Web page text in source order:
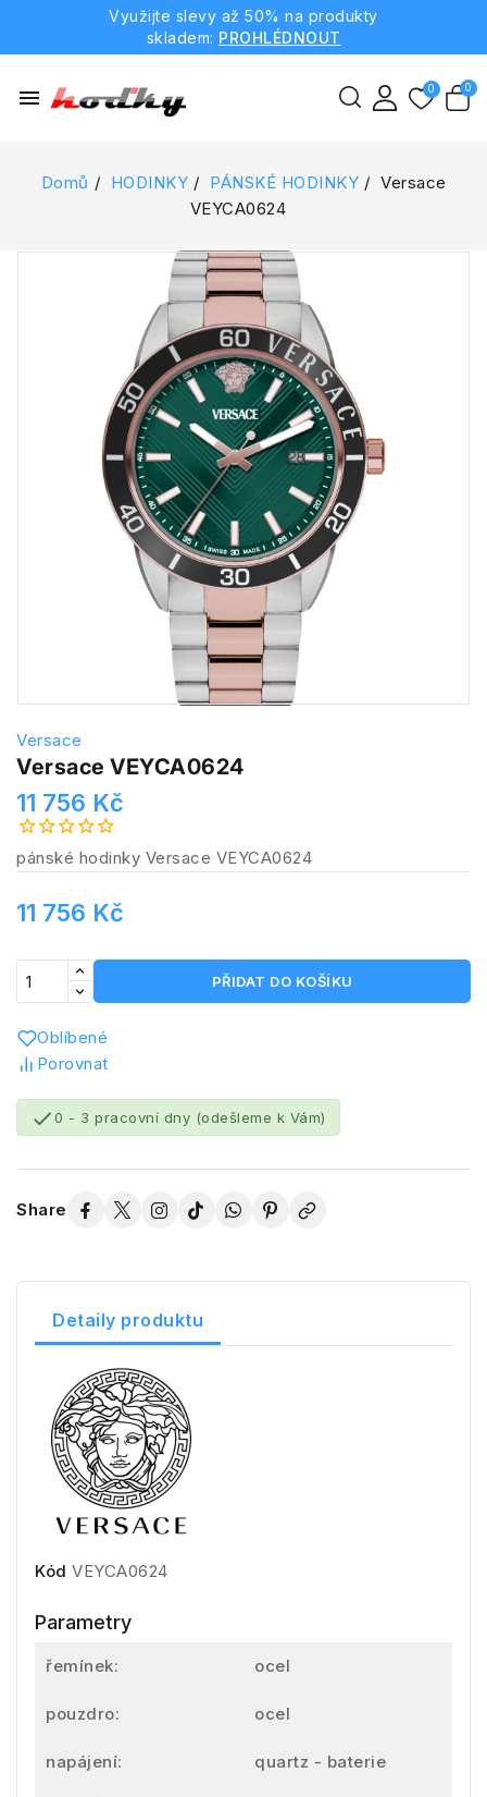
Využijte slevy až 50% na produkty
skladem: PROHLÉDNOUT
menu
Domů HODINKY PÁNSKÉ HODINKY
Versace
VEYCA0624
Versace
Versace VEYCA0624
11 756 Kč
pánské hodinky Versace VEYCA0624
11 756 Kč
PŘIDAT DO KOŠÍKU
Oblíbené
Porovnat
0 - 3 pracovní dny (odešleme k Vám)
Share
Detaily produktu
Kód VEYCA0624
Parametry
řemínek: ocel
pouzdro: ocel
napájení: quartz - baterie